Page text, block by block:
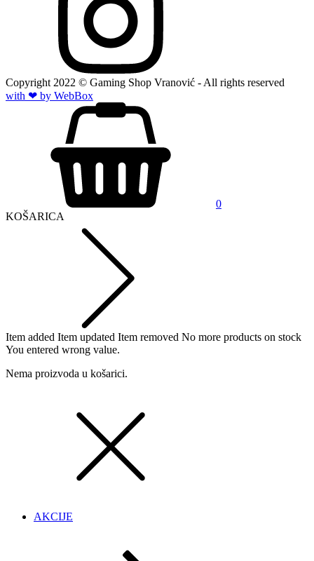
Copyright 2022 © Gaming Shop Vranović - All rights reserved
with ❤ by WebBox
0
KOŠARICA
Item added Item updated Item removed No more products on stock
You entered wrong value.
Nema proizvoda u košarici.
AKCIJE